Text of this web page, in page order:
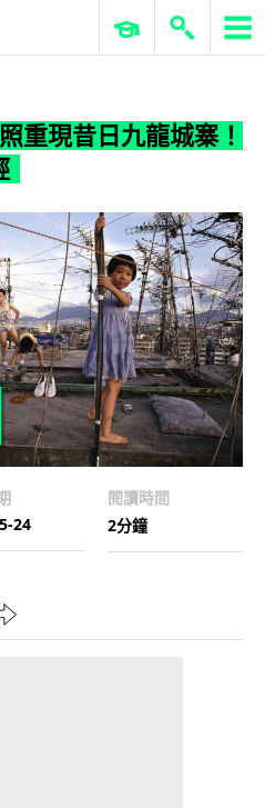
ERP 與商業 AI
重現昔日九龍城寨！
24
閱讀時間
2分鐘